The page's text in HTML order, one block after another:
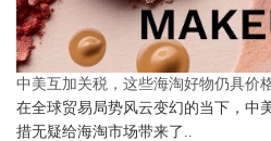
中美互加关税，这些海淘好物仍具价
在全球贸易局势风云变幻的当下，中
措无疑给海淘市场带来了..